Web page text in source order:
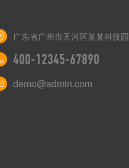
广东省广州市天河区某某科技园
400-12345-67890
demo@admin.com